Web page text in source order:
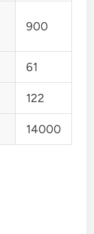
900
61
122
14000